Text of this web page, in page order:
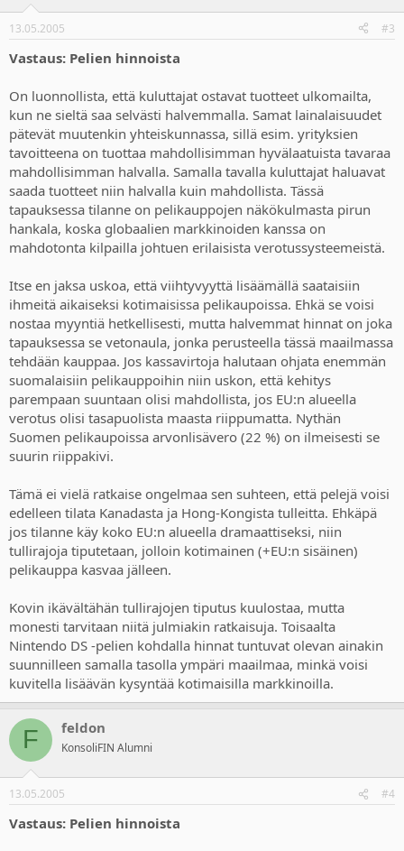
13.05.2005 #3
Vastaus: Pelien hinnoista
On luonnollista, että kuluttajat ostavat tuotteet ulkomailta,
kun ne sieltä saa selvästi halvemmalla. Samat lainalaisuudet
pätevät muutenkin yhteiskunnassa, sillä esim. yrityksien
tavoitteena on tuottaa mahdollisimman hyvälaatuista tavaraa
mahdollisimman halvalla. Samalla tavalla kuluttajat haluavat
saada tuotteet niin halvalla kuin mahdollista. Tässä
tapauksessa tilanne on pelikauppojen näkökulmasta pirun
hankala, koska globaalien markkinoiden kanssa on
mahdotonta kilpailla johtuen erilaisista verotussysteemeistä.
Itse en jaksa uskoa, että viihtyvyyttä lisäämällä saataisiin
ihmeitä aikaiseksi kotimaisissa pelikaupoissa. Ehkä se voisi
nostaa myyntiä hetkellisesti, mutta halvemmat hinnat on joka
tapauksessa se vetonaula, jonka perusteella tässä maailmassa
tehdään kauppaa. Jos kassavirtoja halutaan ohjata enemmän
suomalaisiin pelikauppoihin niin uskon, että kehitys
parempaan suuntaan olisi mahdollista, jos EU:n alueella
verotus olisi tasapuolista maasta riippumatta. Nythän
Suomen pelikaupoissa arvonlisävero (22 %) on ilmeisesti se
suurin riippakivi.
Tämä ei vielä ratkaise ongelmaa sen suhteen, että pelejä voisi
edelleen tilata Kanadasta ja Hong-Kongista tulleitta. Ehkäpä
jos tilanne käy koko EU:n alueella dramaattiseksi, niin
tullirajoja tiputetaan, jolloin kotimainen (+EU:n sisäinen)
pelikauppa kasvaa jälleen.
Kovin ikävältähän tullirajojen tiputus kuulostaa, mutta
monesti tarvitaan niitä julmiakin ratkaisuja. Toisaalta
Nintendo DS -pelien kohdalla hinnat tuntuvat olevan ainakin
suunnilleen samalla tasolla ympäri maailmaa, minkä voisi
kuvitella lisäävän kysyntää kotimaisilla markkinoilla.
F feldon
KonsoliFIN Alumni
13.05.2005 #4
Vastaus: Pelien hinnoista